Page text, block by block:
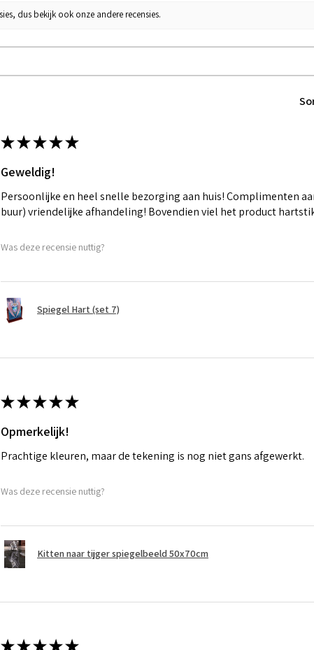
dus bekijk ook onze andere recensies.
★★★★★
Geweldig!
Persoonlijke en heel snelle bezorging aan huis! Complimenten
buur) vriendelijke afhandeling! Bovendien viel het product
Was deze recensie nuttig?
Spiegel Hart (set 7)
★★★★★
Opmerkelijk!
Prachtige kleuren, maar de tekening is nog niet gans afgewerkt.
Was deze recensie nuttig?
Kitten naar tijger spiegelbeeld 50x70cm
★★★★★